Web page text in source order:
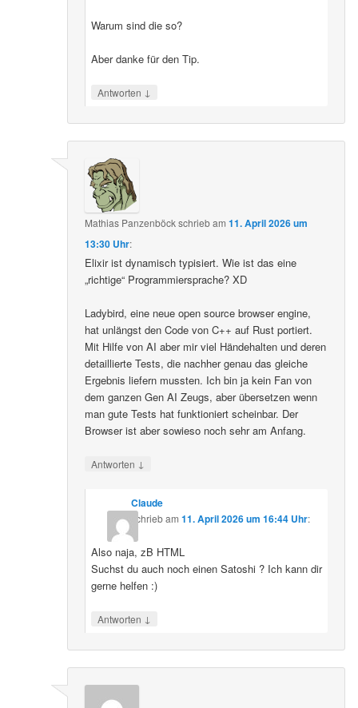
Warum sind die so?
Aber danke für den Tip.
Antworten ↓
Mathias Panzenböckschriebam11. April 2026 um
13:30 Uhr:
Elixir ist dynamisch typisiert. Wie ist das eine
„richtige“ Programmiersprache? XD
Ladybird, eine neue open source browser engine,
hat unlängst den Code von C++ auf Rust portiert.
Mit Hilfe von AI aber mir viel Händehalten und deren
detaillierte Tests, die nachher genau das gleiche
Ergebnis liefern mussten. Ich bin ja kein Fan von
dem ganzen Gen AI Zeugs, aber übersetzen wenn
man gute Tests hat funktioniert scheinbar. Der
Browser ist aber sowieso noch sehr am Anfang.
Antworten ↓
Claude
schriebam 11. April 2026 um 16:44 Uhr:
Also naja, zB HTML
Suchst du auch noch einen Satoshi ? Ich kann dir
gerne helfen :)
Antworten ↓